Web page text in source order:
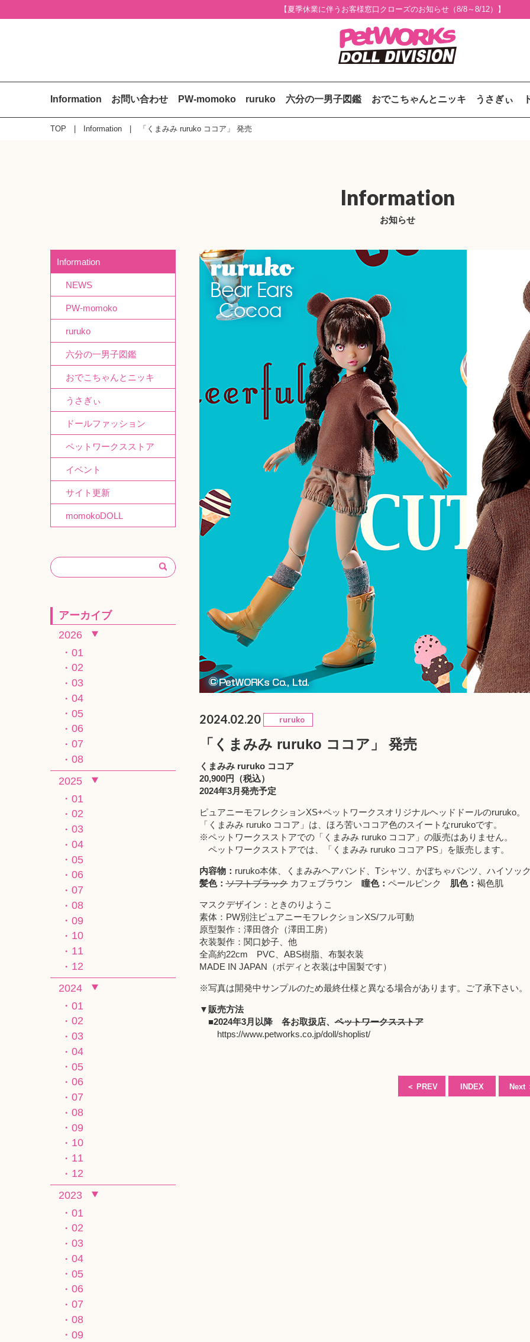
【夏季休業に伴うお客様窓口クローズのお知らせ（8/8～8/12）】
Information お問い合わせ PW-momoko ruruko 六分の一男子図鑑 おでこちゃんとニッキ うさぎぃ
TOP Information 「くまみみ ruruko ココア」 発売
Information
お知らせ
2024.02.20 ruruko
「くまみみ ruruko ココア」 発売
くまみみ ruruko ココア
20,900円（税込）
2024年3月発売予定
ピュアニーモフレクションXS+ペットワークスオリジナルヘッドドールのruruko。
「くまみみ ruruko ココア」は、ほろ苦いココア色のスイートなrurukoです。
※ペットワークスストアでの「くまみみ ruruko ココア」の販売はありません。
ペットワークスストアでは、「 くまみみ ruruko ココア PS」を販売します。
内容物： ruruko本体、くまみみヘアバンド、Tシャツ、かぼちゃパンツ、ハイソッ
髪色：ソフトブラックカフェブラウン 瞳色： ペールピンク 肌色： 褐色肌
マスクデザイン：ときのりようこ
素体：PW別注ピュアニーモフレクションXS/フル可動
原型製作：澤田啓介（澤田工房）
衣装製作：関口妙子、他
全高約22cm PVC、ABS樹脂、布製衣装
MADE IN JAPAN（ボディと衣装は中国製です）
※写真は開発中サンプルのため最終仕様と異なる場合があります。ご了承下さい。
▼販売方法
■2024年3月以降 各お取扱店、ペットワークスストア
https://www.petworks.co.jp/doll/shoplist/
＜ PREV INDEX Next
Information
NEWS
PW-momoko
ruruko
六分の一男子図鑑
おでこちゃんとニッキ
うさぎぃ
ドールファッション
ペットワークスストア
イベント
サイト更新
momokoDOLL
アーカイブ
2026
01
02
03
04
05
06
07
08
2025
01
02
03
04
05
06
07
08
09
10
11
12
2024
01
02
03
04
05
06
07
08
09
10
11
12
2023
01
02
03
04
05
06
07
08
09